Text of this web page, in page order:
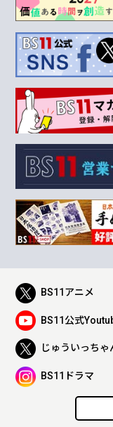
BS11アニメ
BS11公式
じゅういっちゃ
BS11ドラマ